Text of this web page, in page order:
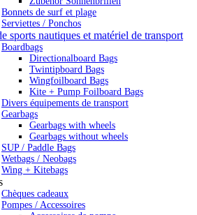
Bonnets de surf et plage
Serviettes / Ponchos
sports nautiques et matériel de transport
Boardbags
Directionalboard Bags
Twintipboard Bags
Wingfoilboard Bags
Kite + Pump Foilboard Bags
Divers équipements de transport
Gearbags
Gearbags with wheels
Gearbags without wheels
SUP / Paddle Bags
Wetbags / Neobags
Wing + Kitebags
Chèques cadeaux
Pompes / Accessoires